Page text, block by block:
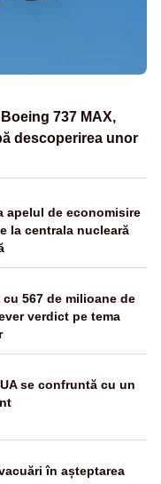
737 MAX,
descoperirea unor
apelul de economisire
la centrala nucleară
567 de milioane de
verdict pe tema
se confruntă cu un
în așteptarea